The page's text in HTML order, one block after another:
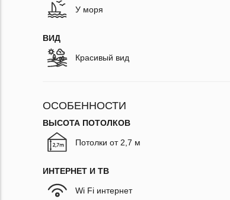
У моря
ВИД
Красивый вид
ОСОБЕННОСТИ
ВЫСОТА ПОТОЛКОВ
Потолки от 2,7 м
ИНТЕРНЕТ И ТВ
Wi Fi интернет